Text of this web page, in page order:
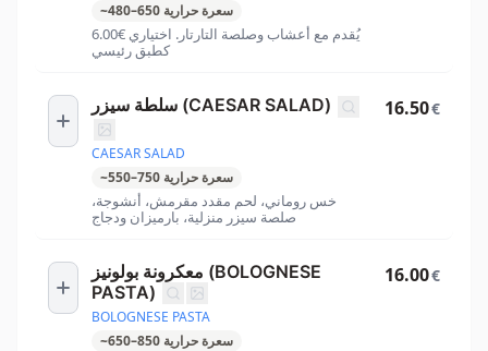
~480–650 سعرة حرارية
يُقدم مع أعشاب وصلصة التارتار. اختياري €6.00
كطبق رئيسي
سلطة سيزر (CAESAR SALAD)
CAESAR SALAD
~550–750 سعرة حرارية
خس روماني، لحم مقدد مقرمش، أنشوجة،
صلصة سيزر منزلية، بارميزان ودجاج
16.50€
معكرونة بولونيز (BOLOGNESE
PASTA)
BOLOGNESE PASTA
~650–850 سعرة حرارية
16.00€